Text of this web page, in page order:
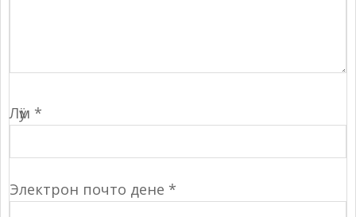
Лӱм *
Электрон почто дене *